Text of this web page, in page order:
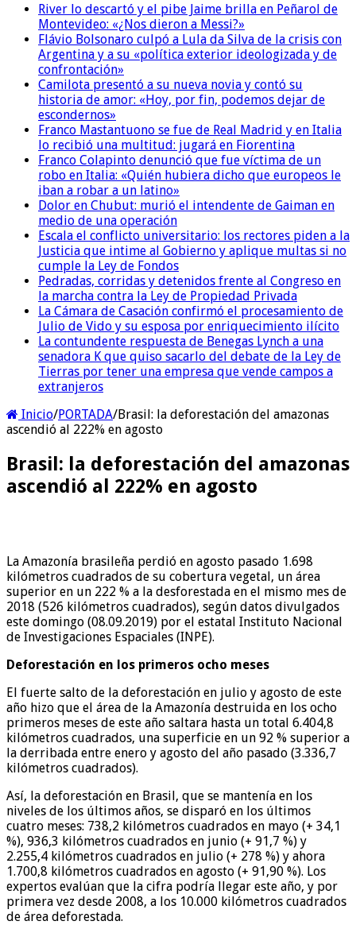
River lo descartó y el pibe Jaime brilla en Peñarol de
Montevideo: «¿Nos dieron a Messi?»
Flávio Bolsonaro culpó a Lula da Silva de la crisis con
Argentina y a su «política exterior ideologizada y de
confrontación»
Camilota presentó a su nueva novia y contó su
historia de amor: «Hoy, por fin, podemos dejar de
escondernos»
Franco Mastantuono se fue de Real Madrid y en Italia
lo recibió una multitud: jugará en Fiorentina
Franco Colapinto denunció que fue víctima de un
robo en Italia: «Quién hubiera dicho que europeos le
iban a robar a un latino»
Dolor en Chubut: murió el intendente de Gaiman en
medio de una operación
Escala el conflicto universitario: los rectores piden a la
Justicia que intime al Gobierno y aplique multas si no
cumple la Ley de Fondos
Pedradas, corridas y detenidos frente al Congreso en
la marcha contra la Ley de Propiedad Privada
La Cámara de Casación confirmó el procesamiento de
Julio de Vido y su esposa por enriquecimiento ilícito
La contundente respuesta de Benegas Lynch a una
senadora K que quiso sacarlo del debate de la Ley de
Tierras por tener una empresa que vende campos a
extranjeros
Inicio/PORTADA/Brasil: la deforestación del amazonas
ascendió al 222% en agosto
Brasil: la deforestación del amazonas
ascendió al 222% en agosto
La Amazonía brasileña perdió en agosto pasado 1.698
kilómetros cuadrados de su cobertura vegetal, un área
superior en un 222 % a la desforestada en el mismo mes de
2018 (526 kilómetros cuadrados), según datos divulgados
este domingo (08.09.2019) por el estatal Instituto Nacional
de Investigaciones Espaciales (INPE).
Deforestación en los primeros ocho meses
El fuerte salto de la deforestación en julio y agosto de este
año hizo que el área de la Amazonía destruida en los ocho
primeros meses de este año saltara hasta un total 6.404,8
kilómetros cuadrados, una superficie en un 92 % superior a
la derribada entre enero y agosto del año pasado (3.336,7
kilómetros cuadrados).
Así, la deforestación en Brasil, que se mantenía en los
niveles de los últimos años, se disparó en los últimos
cuatro meses: 738,2 kilómetros cuadrados en mayo (+ 34,1
%), 936,3 kilómetros cuadrados en junio (+ 91,7 %) y
2.255,4 kilómetros cuadrados en julio (+ 278 %) y ahora
1.700,8 kilómetros cuadrados en agosto (+ 91,90 %). Los
expertos evalúan que la cifra podría llegar este año, y por
primera vez desde 2008, a los 10.000 kilómetros cuadrados
de área deforestada.